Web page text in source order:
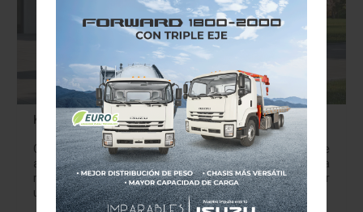
Kia EV5: la SUV eléctrica, piensa como familia
Combina diseño audaz, interior versátil y hasta 530 km de
autonomía jbritoa@yahoo.com Kia sigue impulsando la
revolución eléctrica con un modelo que promete marcar
un antes y un después en…